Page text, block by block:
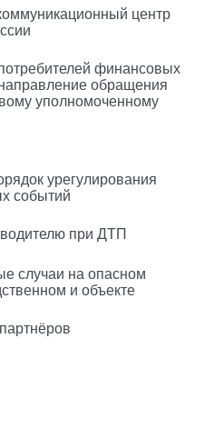
центр
финансовых
обращения
уполномоченному
урегулирования
событий
при ДТП
случаи на опасном
и объекте